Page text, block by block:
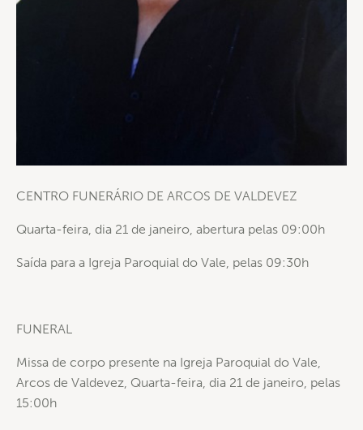
CENTRO FUNERÁRIO DE ARCOS DE VALDEVEZ
Quarta-feira, dia 21 de janeiro, abertura pelas 09:00h
Saída para a Igreja Paroquial do Vale, pelas 09:30h
FUNERAL
Missa de corpo presente na Igreja Paroquial do Vale,
Arcos de Valdevez, Quarta-feira, dia 21 de janeiro, pelas
15:00h